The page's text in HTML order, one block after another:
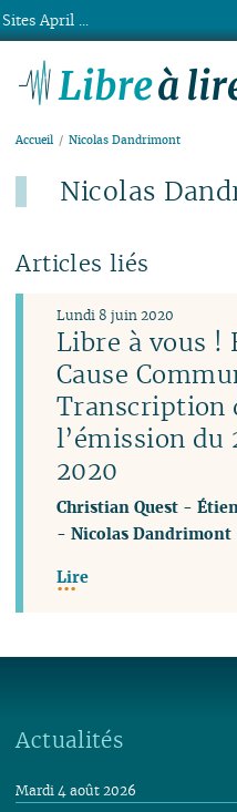
Accueil Nicolas Dandrimont
Nicolas
Articles liés
Libre à vous !
Cause
Transcription
l’émission du
2020
Lundi 8 juin 2020
Christian Quest -
-Nicolas Dandrimont
Lire
Actualités
Mardi 4 août 2026
Sites April ...